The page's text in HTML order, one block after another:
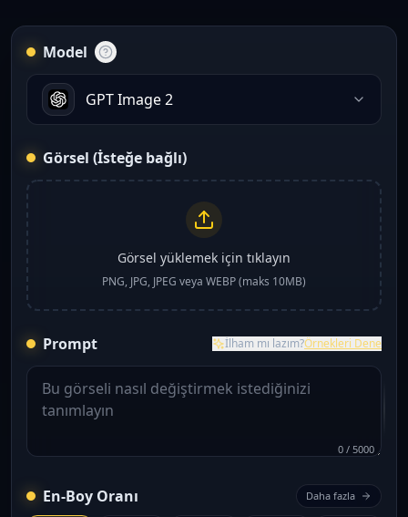
Model
GPT Image 2
Görsel (İsteğe bağlı)
Görsel yüklemek için tıklayın
PNG, JPG, JPEG veya WEBP (maks 10MB)
Prompt İlham mı lazım?Örnekleri Dene
0 / 5000
En-Boy Oranı Daha fazla